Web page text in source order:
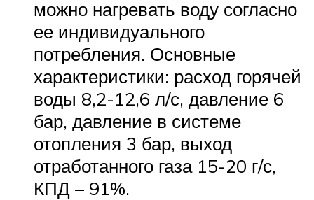
можно нагревать воду согласно
ее индивидуального
потребления. Основные
характеристики: расход горячей
воды 8,2-12,6 л/с, давление 6
бар, давление в системе
отопления 3 бар, выход
отработанного газа 15-20 г/с,
КПД – 91%.